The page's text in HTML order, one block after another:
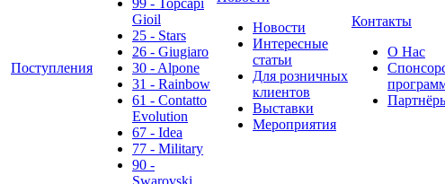
Поступления
99 - Topcapi
Gioil
25 - Stars
26 - Giugiaro
30 - Alpone
31 - Rainbow
61 - Contatto
Evolution
67 - Idea
77 - Military
90 -
Swarovski
Новости
Интересные
статьи
Для розничных
клиентов
Выставки
Мероприятия
Контакты
О Нас